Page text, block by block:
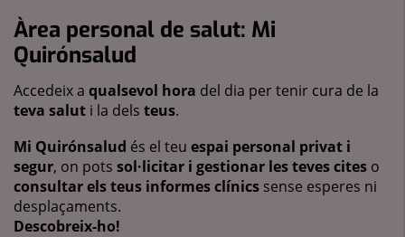
Àrea personal de salut: Mi
Quirónsalud
Accedeix a qualsevol hora del dia per tenir cura de la
teva salut i la dels teus.
Mi Quirónsalud és el teu espai personal privat i
segur, on pots sol·licitar i gestionar les teves cites o
consultar els teus informes clínics sense esperes ni
desplaçaments.
Descobreix-ho!